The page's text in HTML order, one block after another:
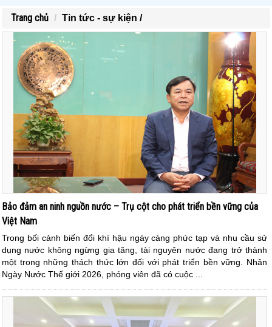
Trang chủ Tin tức - sự kiện /
Bảo đảm an ninh nguồn nước – Trụ cột cho phát triển bền vững của
Việt Nam
Trong bối cảnh biến đổi khí hậu ngày càng phức tạp và nhu cầu sử
dụng nước không ngừng gia tăng, tài nguyên nước đang trở thành
một trong những thách thức lớn đối với phát triển bền vững. Nhân
Ngày Nước Thế giới 2026, phóng viên đã có cuộc ...